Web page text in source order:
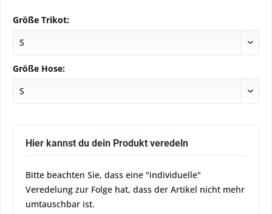
Größe Trikot:
Größe Hose:
Hier kannst du dein Produkt veredeln
Bitte beachten Sie, dass eine "individuelle"
Veredelung zur Folge hat, dass der Artikel nicht mehr
umtauschbar ist.